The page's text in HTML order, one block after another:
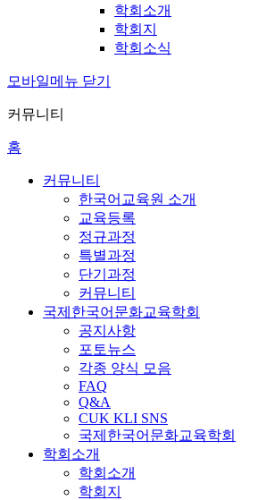
학회소개
학회지
학회소식
모바일메뉴 닫기
커뮤니티
홈
커뮤니티
한국어교육원 소개
교육등록
정규과정
특별과정
단기과정
커뮤니티
국제한국어문화교육학회
공지사항
포토뉴스
각종 양식 모음
FAQ
Q&A
CUK KLI SNS
국제한국어문화교육학회
학회소개
학회소개
학회지